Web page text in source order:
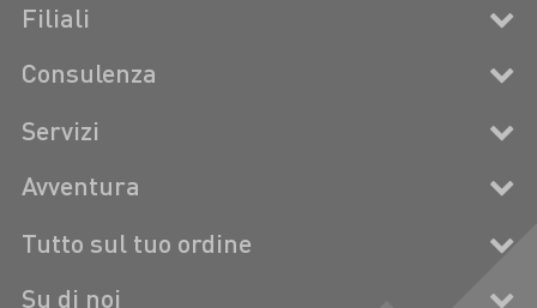
Filiali
Consulenza
Servizi
Avventura
Tutto sul tuo ordine
Su di noi